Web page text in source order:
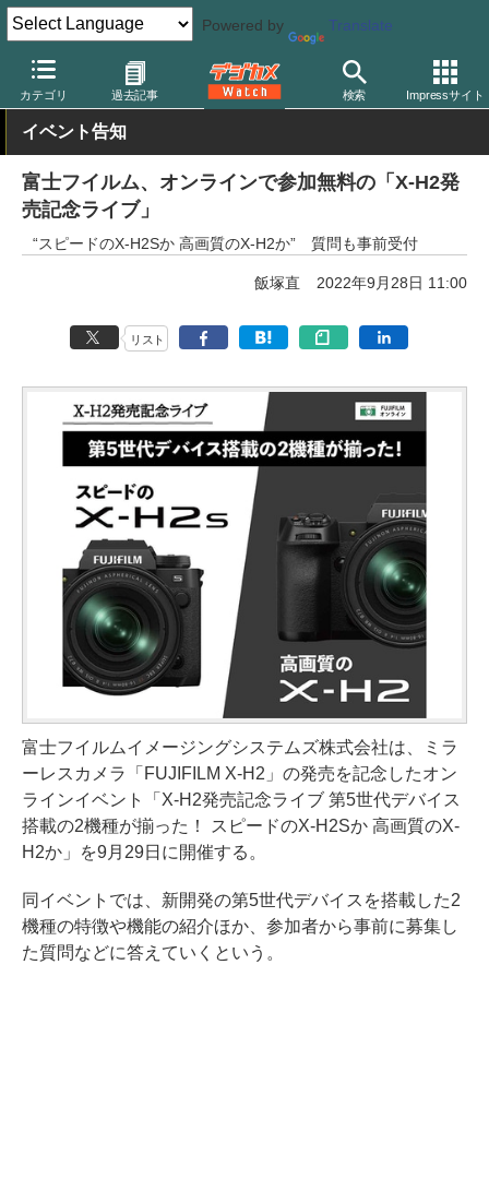
Powered by Translate
カテゴリ 過去記事 検索 Impressサイト
デジカメ Watch カメラ ミラーレスカメラ 富士フイルム
イベント告知
富士フイルム、オンラインで参加無料の「X-H2発
売記念ライブ」
“スピードのX-H2Sか 高画質のX-H2か” 質問も事前受付
飯塚直 2022年9月28日 11:00
リスト
富士フイルムイメージングシステムズ株式会社は、ミラ
ーレスカメラ「FUJIFILM X-H2」の発売を記念したオン
ラインイベント「X-H2発売記念ライブ 第5世代デバイス
搭載の2機種が揃った！ スピードのX-H2Sか 高画質のX-
H2か」を9月29日に開催する。
同イベントでは、新開発の第5世代デバイスを搭載した2
機種の特徴や機能の紹介ほか、参加者から事前に募集し
た質問などに答えていくという。